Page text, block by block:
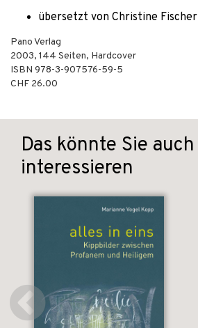
übersetzt von Christine Fischer
Pano Verlag
2003, 144 Seiten, Hardcover
ISBN 978-3-907576-59-5
CHF 26.00
Das könnte Sie auch
interessieren